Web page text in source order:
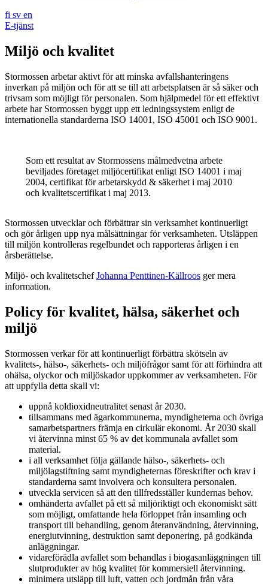
fi sv en
E-tjänst
Miljö och kvalitet
Stormossen arbetar aktivt för att minska avfallshanteringens
inverkan på miljön och för att se till att arbetsplatsen är så säker och
trivsam som möjligt för personalen. Som hjälpmedel för ett effektivt
arbete har Stormossen byggt upp ett ledningssystem enligt de
internationella standarderna ISO 14001, ISO 45001 och ISO 9001.
Som ett resultat av Stormossens målmedvetna arbete
beviljades företaget miljöcertifikat enligt ISO 14001 i maj
2004, certifikat för arbetarskydd & säkerhet i maj 2010
och kvalitetscertifikat i maj 2013.
Stormossen utvecklar och förbättrar sin verksamhet kontinuerligt
och gör årligen upp nya målsättningar för verksamheten. Utsläppen
till miljön kontrolleras regelbundet och rapporteras årligen i en
årsberättelse.
Miljö- och kvalitetschefJohanna Penttinen-Källroos ger mera
information.
Policy för kvalitet, hälsa, säkerhet och
miljö
Stormossen verkar för att kontinuerligt förbättra skötseln av
kvalitets-, hälso-, säkerhets- och miljöfrågor samt för att förhindra att
ohälsa, olyckor och miljöskador uppkommer av verksamheten. För
att uppfylla detta skall vi:
uppnå koldioxidneutralitet senast år 2030.
tillsammans med ägarkommunerna, myndigheterna och övriga
samarbetspartners främja en cirkulär ekonomi. År 2030 skall
vi återvinna minst 65 % av det kommunala avfallet som
material.
i all verksamhet följa gällande hälso-, säkerhets- och
miljölagstiftning samt myndigheternas föreskrifter och krav i
standarderna samt involvera och konsultera personalen.
utveckla servicen så att den tillfredsställer kundernas behov.
omhänderta avfallet på ett så miljöriktigt och ekonomiskt sätt
som möjligt, omfattande hela förloppet från insamling och
transport till behandling, genom återanvändning, återvinning,
energiutvinning, destruktion samt deponering, på godkända
anläggningar.
vidareförädla avfallet som behandlas i biogasanläggningen till
slutprodukter av hög kvalitet för kommersiell återvinning.
minimera utsläpp till luft, vatten och jordmån från våra